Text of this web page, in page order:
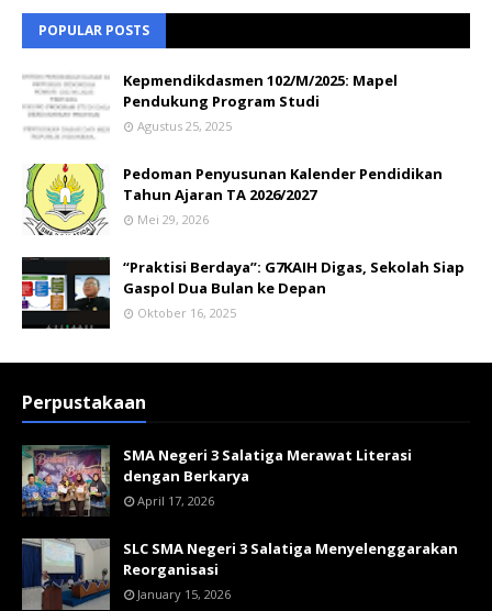
POPULAR POSTS
Kepmendikdasmen 102/M/2025: Mapel
Pendukung Program Studi
Agustus 25, 2025
Pedoman Penyusunan Kalender Pendidikan
Tahun Ajaran TA 2026/2027
Mei 29, 2026
“Praktisi Berdaya”: G7KAIH Digas, Sekolah Siap
Gaspol Dua Bulan ke Depan
Oktober 16, 2025
Perpustakaan
SMA Negeri 3 Salatiga Merawat Literasi
dengan Berkarya
April 17, 2026
SLC SMA Negeri 3 Salatiga Menyelenggarakan
Reorganisasi
January 15, 2026